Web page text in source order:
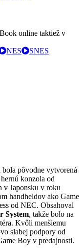
online taktiež v
NES
SNES
bola pôvodne vytvorená
konzola od
v Japonsku v roku
handheldov ako Game
od NEC. Obsahoval
System, takže bolo na
Kvôli menšiemu
slabej podpory od
Boy v predajnosti.